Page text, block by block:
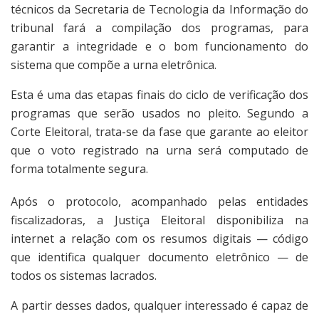
técnicos da Secretaria de Tecnologia da Informação do
tribunal fará a compilação dos programas, para
garantir a integridade e o bom funcionamento do
sistema que compõe a urna eletrônica.
Esta é uma das etapas finais do ciclo de verificação dos
programas que serão usados no pleito. Segundo a
Corte Eleitoral, trata-se da fase que garante ao eleitor
que o voto registrado na urna será computado de
forma totalmente segura.
Após o protocolo, acompanhado pelas entidades
fiscalizadoras, a Justiça Eleitoral disponibiliza na
internet a relação com os resumos digitais — código
que identifica qualquer documento eletrônico — de
todos os sistemas lacrados.
A partir desses dados, qualquer interessado é capaz de